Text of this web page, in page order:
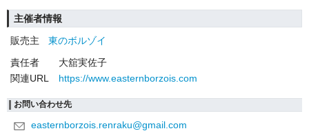
主催者情報
販売主
東のボルゾイ
責任者
大舘実佐子
関連URL
https://www.easternborzois.com
お問い合わせ先
easternborzois.renraku@gmail.com